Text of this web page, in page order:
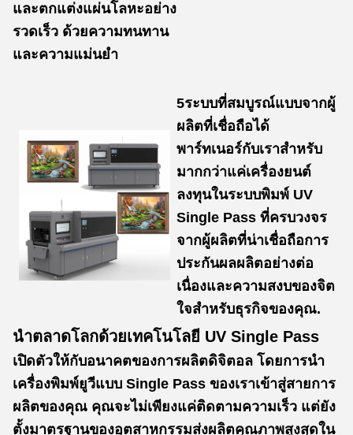
และตกแต่งแผ่นโลหะอย่าง
รวดเร็ว ด้วยความทนทาน
และความแม่นยํา
5ระบบที่สมบูรณ์แบบจากผู้
ผลิตที่เชื่อถือได้
พาร์ทเนอร์กับเราสําหรับ
มากกว่าแค่เครื่องยนต์
ลงทุนในระบบพิมพ์ UV
Single Pass ที่ครบวงจร
จากผู้ผลิตที่น่าเชื่อถือการ
ประกันผลผลิตอย่างต่อ
เนื่องและความสงบของจิต
ใจสําหรับธุรกิจของคุณ.
นําตลาดโลกด้วยเทคโนโลยี UV Single Pass
เปิดตัวให้กับอนาคตของการผลิตดิจิตอล โดยการนํา
เครื่องพิมพ์ยูวีแบบ Single Pass ของเราเข้าสู่สายการ
ผลิตของคุณ คุณจะไม่เพียงแค่ติดตามความเร็ว แต่ยัง
ตั้งมาตรฐานของอุตสาหกรรมส่งผลิตคุณภาพสูงสุดใน